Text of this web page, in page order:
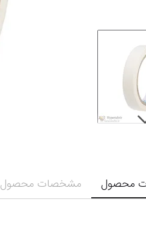
محصول مشخصات محصول